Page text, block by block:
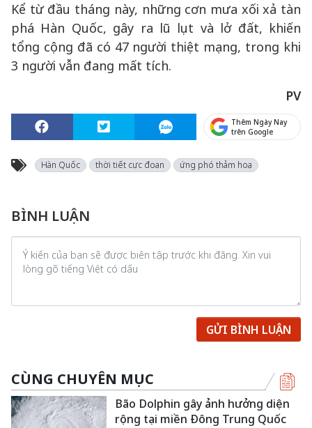
Kể từ đầu tháng này, những cơn mưa xối xả tàn
phá Hàn Quốc, gây ra lũ lụt và lở đất, khiến
tổng cộng đã có 47 người thiệt mạng, trong khi
3 người vẫn đang mất tích.
PV
Thêm Ngày Nay
trên Google
Hàn Quốc thời tiết cực đoan ứng phó thảm hoạ
BÌNH LUẬN
GỬI BÌNH LUẬN
CÙNG CHUYÊN MỤC
Bão Dolphin gây ảnh hưởng diện
rộng tại miền Đông Trung Quốc